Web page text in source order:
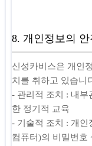
8. 개인정보의 안
신성카비스은 개인
치를 취하고 있습니
- 관리적 조치 : 내부
한 정기적 교육
- 기술적 조치 : 개인
컴퓨터)의 비밀번호